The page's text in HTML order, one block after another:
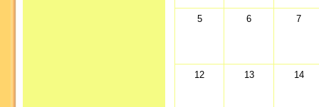
5 6 7
12 13 14